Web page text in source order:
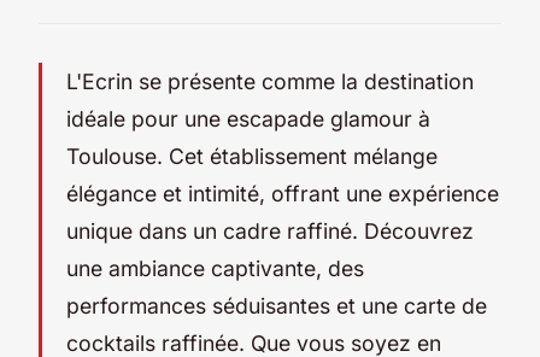
L'Ecrin se présente comme la destination
idéale pour une escapade glamour à
Toulouse. Cet établissement mélange
élégance et intimité, offrant une expérience
unique dans un cadre raffiné. Découvrez
une ambiance captivante, des
performances séduisantes et une carte de
cocktails raffinée. Que vous soyez en